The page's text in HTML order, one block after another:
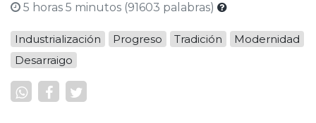
5 horas 5 minutos (91603 palabras)
Industrialización Progreso Tradición
Modernidad
Desarraigo